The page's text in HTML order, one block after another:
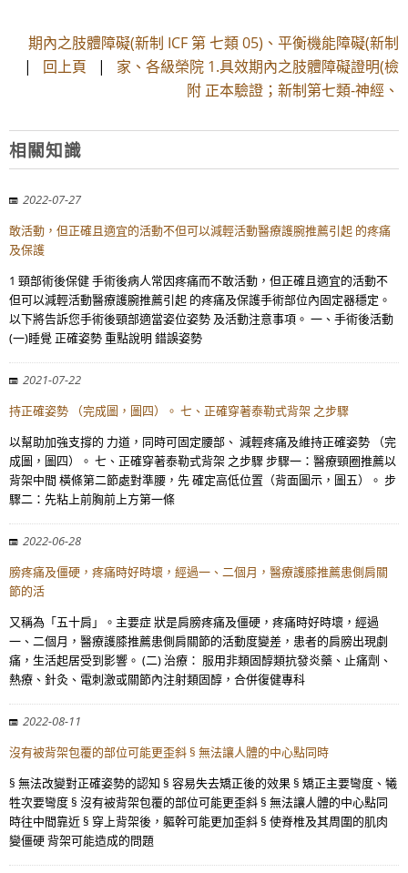
期內之肢體障礙(新制 ICF 第 七類 05)、平衡機能障礙(新制
| 回上頁 | 家、各級榮院 1.具效期內之肢體障礙證明(檢
附 正本驗證；新制第七類-神經、
相關知識
2022-07-27
敢活動，但正確且適宜的活動不但可以減輕活動醫療護腕推薦引起 的疼痛
及保護
1 頸部術後保健 手術後病人常因疼痛而不敢活動，但正確且適宜的活動不
但可以減輕活動醫療護腕推薦引起 的疼痛及保護手術部位內固定器穩定。
以下將告訴您手術後頸部適當姿位姿勢 及活動注意事項。 一、手術後活動
(一)睡覺 正確姿勢 重點說明 錯誤姿勢
2021-07-22
持正確姿勢 （完成圖，圖四）。 七、正確穿著泰勒式背架 之步驟
以幫助加強支撐的 力道，同時可固定腰部、 減輕疼痛及維持正確姿勢 （完
成圖，圖四）。 七、正確穿著泰勒式背架 之步驟 步驟一：醫療頸圈推薦以
背架中間 橫條第二節處對準腰，先 確定高低位置（背面圖示，圖五）。 步
驟二：先粘上前胸前上方第一條
2022-06-28
膀疼痛及僵硬，疼痛時好時壞，經過一、二個月，醫療護膝推薦患側肩關
節的活
又稱為「五十肩」。主要症 狀是肩膀疼痛及僵硬，疼痛時好時壞，經過
一、二個月，醫療護膝推薦患側肩關節的活動度變差，患者的肩膀出現劇
痛，生活起居受到影響。 (二) 治療： 服用非類固醇類抗發炎藥、止痛劑、
熱療、針灸、電刺激或關節內注射類固醇，合併復健專科
2022-08-11
沒有被背架包覆的部位可能更歪斜 § 無法讓人體的中心點同時
§ 無法改變對正確姿勢的認知 § 容易失去矯正後的效果 § 矯正主要彎度、犧
牲次要彎度 § 沒有被背架包覆的部位可能更歪斜 § 無法讓人體的中心點同
時往中間靠近 § 穿上背架後，軀幹可能更加歪斜 § 使脊椎及其周圍的肌肉
變僵硬 背架可能造成的問題